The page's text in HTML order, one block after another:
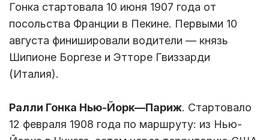
Гонка стартовала 10 июня 1907 года от
посольства Франции в Пекине. Первыми 10
августа финишировали водители — князь
Шипионе Боргезе и Этторе Гвиззарди
(Италия).
Ралли Гонка Нью-Йорк—Париж. Стартовало
12 февраля 1908 года по маршруту: из Нью-